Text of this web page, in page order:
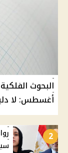
أغسطس: لا
2